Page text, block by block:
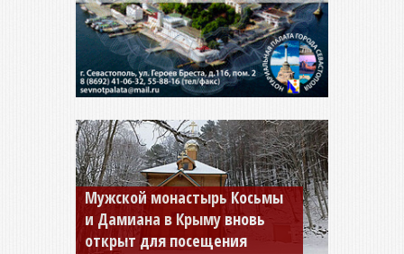
Мужской монастырь Косьмы
и Дамиана в Крыму вновь
открыт для посещения